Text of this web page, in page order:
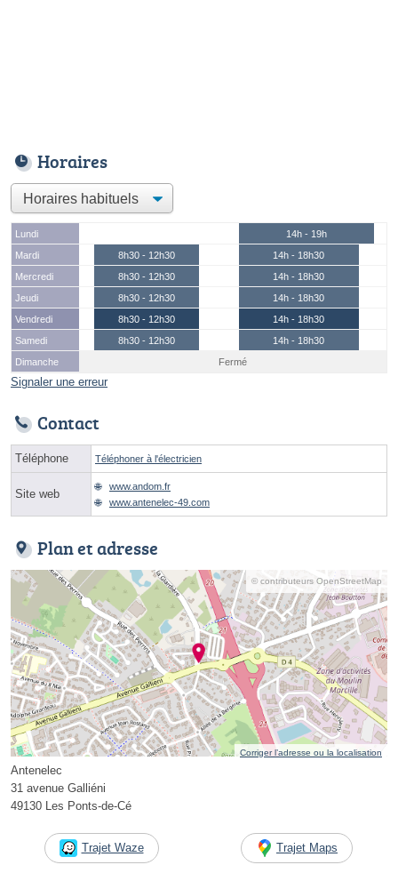
Horaires
Lundi
14h - 19h
Mardi
8h30 - 12h30
14h - 18h30
Mercredi
8h30 - 12h30
14h - 18h30
Jeudi
8h30 - 12h30
14h - 18h30
Vendredi
8h30 - 12h30
14h - 18h30
Samedi
8h30 - 12h30
14h - 18h30
Dimanche
Fermé
Signaler une erreur
Contact
Téléphone Téléphoner à l'électricien
Site web
www.andom.fr
www.antenelec-49.com
Plan et adresse
© contributeurs OpenStreetMap
Corriger l’adresse ou la localisation
Antenelec
31 avenue Galliéni
49130 Les Ponts-de-Cé
Trajet Waze Trajet Maps